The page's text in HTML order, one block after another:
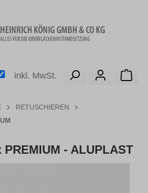
inkl. MwSt.
RETUSCHIEREN
- ALUPLAST